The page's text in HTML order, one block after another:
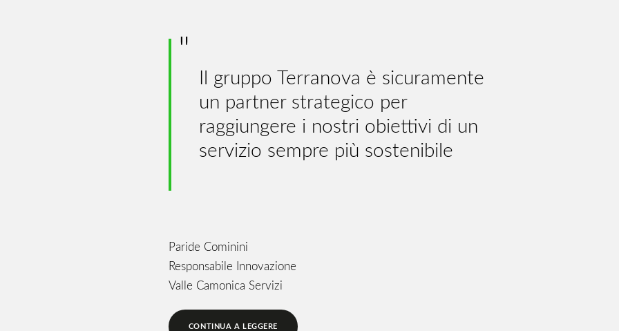
Il gruppo Terranova è sicuramente
un partner strategico per
raggiungere i nostri obiettivi di un
servizio sempre più sostenibile
Paride Cominini
Responsabile Innovazione
Valle Camonica Servizi
CONTINUA A LEGGERE